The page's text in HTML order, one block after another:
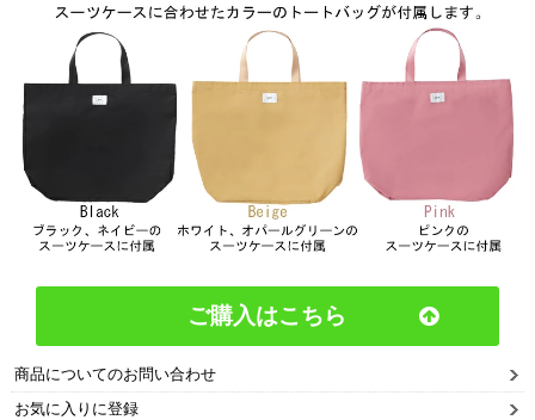
ご購入はこちら
商品についてのお問い合わせ
お気に入りに登録